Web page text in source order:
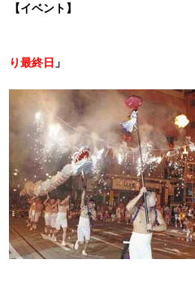
【イベント】
り最終日 」